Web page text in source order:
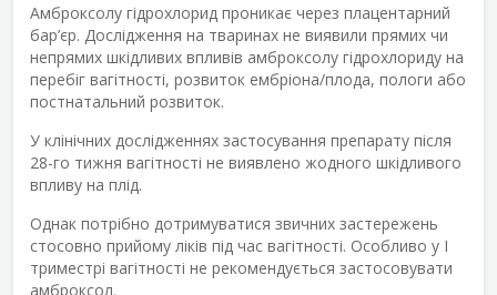
Амброксолу гідрохлорид проникає через плацентарний
бар’єр. Дослідження на тваринах не виявили прямих чи
непрямих шкідливих впливів амброксолу гідрохлориду на
перебіг вагітності, розвиток ембріона/плода, пологи або
постнатальний розвиток.
У клінічних дослідженнях застосування препарату після
28-го тижня вагітності не виявлено жодного шкідливого
впливу на плід.
Однак потрібно дотримуватися звичних застережень
стосовно прийому ліків під час вагітності. Особливо у І
триместрі вагітності не рекомендується застосовувати
амброксол.